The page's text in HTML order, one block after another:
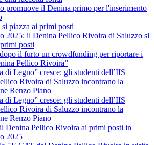
promuove il Denina primo per l'inserimento
piazza ai primi posti
2025: il Denina Pellico Rivoira di Saluzzo si
posti
il furto un crowdfunding per riportare i
Pellico Rivoira”
di Legno” cresce: gli studenti dell’IIS
Rivoira di Saluzzo incontrano la
Renzo Piano
di Legno” cresce: gli studenti dell’IIS
Rivoira di Saluzzo incontrano la
Renzo Piano
Denina Pellico Rivoira ai primi posti in
2025